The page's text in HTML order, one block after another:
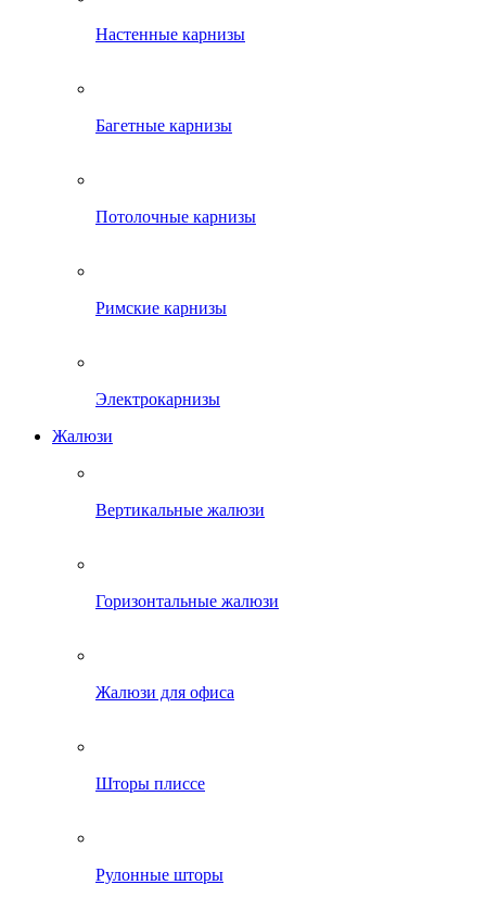
Настенные карнизы
Багетные карнизы
Потолочные карнизы
Римские карнизы
Электрокарнизы
Жалюзи
Вертикальные жалюзи
Горизонтальные жалюзи
Жалюзи для офиса
Шторы плиссе
Рулонные шторы